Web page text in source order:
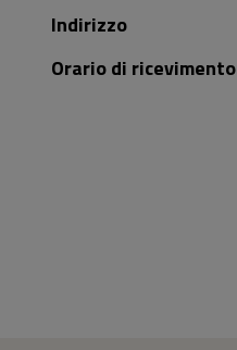
Indirizzo
Orario di ricevimento